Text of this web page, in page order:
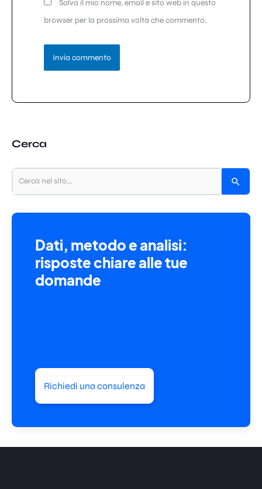
Salva il mio nome, email e sito web in questo
browser per la prossima volta che commento.
Cerca
Dati, metodo e analisi:
risposte chiare alle tue
domande
Richiedi una consulenza